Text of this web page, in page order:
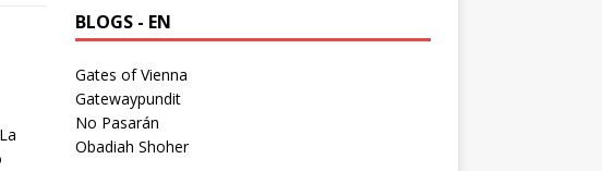
BLOGS - EN
Gates of Vienna
Gatewaypundit
No Pasarán
Obadiah Shoher